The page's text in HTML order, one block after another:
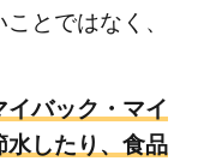
とではなく、
イバック・マイ
水したり、食品